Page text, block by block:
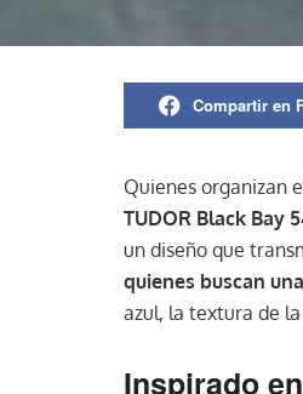
Compartir en
Quienes organizan
TUDOR Black Bay
un diseño que
quienes buscan
azul, la textura de
Inspirado